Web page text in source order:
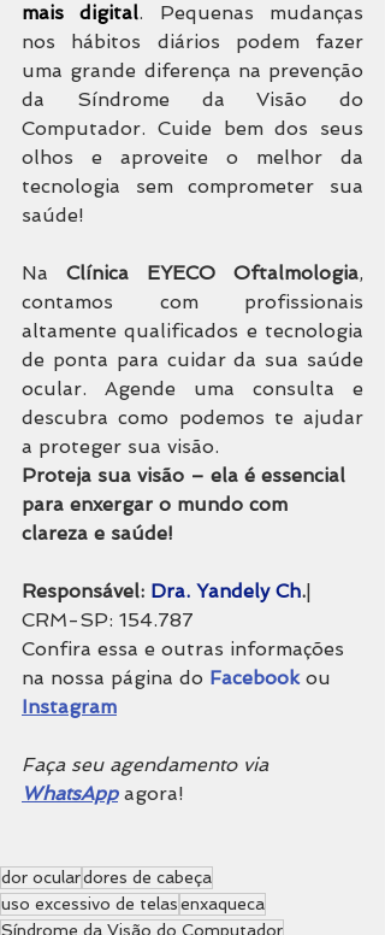
mais digital. Pequenas mudanças
nos hábitos diários podem fazer
uma grande diferença na prevenção
da Síndrome da Visão do
Computador. Cuide bem dos seus
olhos e aproveite o melhor da
tecnologia sem comprometer sua
saúde!
Na Clínica EYECO Oftalmologia,
contamos com profissionais
altamente qualificados e tecnologia
de ponta para cuidar da sua saúde
ocular. Agende uma consulta e
descubra como podemos te ajudar
a proteger sua visão.
Proteja sua visão – ela é essencial
para enxergar o mundo com
clareza e saúde!
Responsável: Dra. Yandely Ch.|
CRM-SP: 154.787
Confira essa e outras informações
na nossa página do Facebook ou
Instagram
Faça seu agendamento via
WhatsApp agora!
dor oculardores de cabeça
uso excessivo de telasenxaqueca
Síndrome da Visão do Computador